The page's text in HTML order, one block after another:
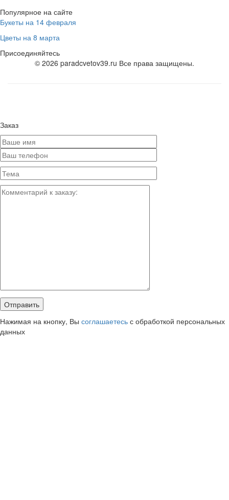
Популярное на сайте
Букеты на 14 февраля
Цветы на 8 марта
Присоединяйтесь
© 2026 paradcvetov39.ru Все права защищены.
Заказ
Нажимая на кнопку, Вы соглашаетесь с обработкой персональных
данных